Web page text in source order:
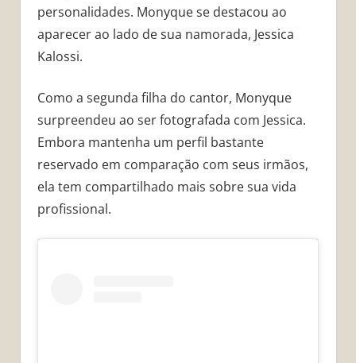
personalidades. Monyque se destacou ao
aparecer ao lado de sua namorada, Jessica
Kalossi.
Como a segunda filha do cantor, Monyque
surpreendeu ao ser fotografada com Jessica.
Embora mantenha um perfil bastante
reservado em comparação com seus irmãos,
ela tem compartilhado mais sobre sua vida
profissional.